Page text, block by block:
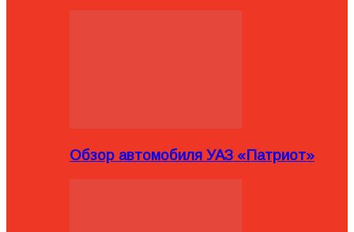
Обзор автомобиля УАЗ «Патриот»